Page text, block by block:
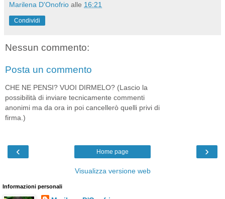
Marilena D'Onofrio alle 16:21
Condividi
Nessun commento:
Posta un commento
CHE NE PENSI? VUOI DIRMELO? (Lascio la
possibilità di inviare tecnicamente commenti
anonimi ma da ora in poi cancellerò quelli privi di
firma.)
‹ ›
Home page
Visualizza versione web
Informazioni personali